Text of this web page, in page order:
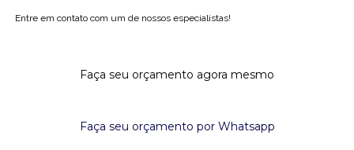
Entre em contato com um de nossos especialistas!
Faça seu orçamento agora mesmo
Faça seu orçamento por Whatsapp